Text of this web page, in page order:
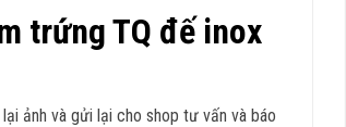
trứng TQ đế inox
ảnh và gửi lại cho shop tư vấn và báo